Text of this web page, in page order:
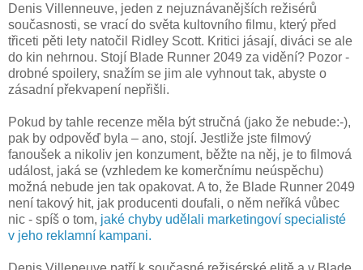
Denis Villenneuve, jeden z nejuznávanějších režisérů
současnosti, se vrací do světa kultovního filmu, který před
třiceti pěti lety natočil Ridley Scott. Kritici jásají, diváci se ale
do kin nehrnou. Stojí Blade Runner 2049 za vidění? Pozor -
drobné spoilery, snažím se jim ale vyhnout tak, abyste o
zásadní překvapení nepřišli.
Pokud by tahle recenze měla být stručná (jako že nebude:-),
pak by odpověď byla – ano, stojí. Jestliže jste filmový
fanoušek a nikoliv jen konzument, běžte na něj, je to filmová
událost, jaká se (vzhledem ke komerčnímu neúspěchu)
možná nebude jen tak opakovat. A to, že Blade Runner 2049
není takový hit, jak producenti doufali, o něm neříká vůbec
nic - spíš o tom, jaké chyby udělali marketingoví specialisté
v jeho reklamní kampani.